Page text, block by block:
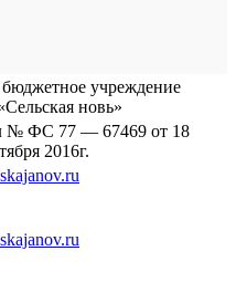
учреждение
новь»
№ ФС 77 — 67469 от 18
2016г.